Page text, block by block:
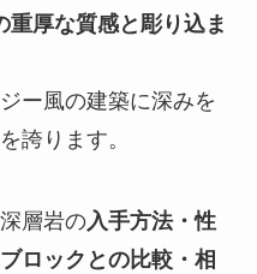
重厚な質感と彫り込ま
ー風の建築に深みを
誇ります。
層岩の入手方法・性
ロックとの比較・相